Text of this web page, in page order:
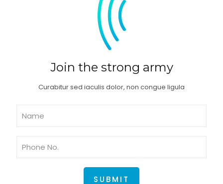
Join the strong army
Curabitur sed iaculis dolor, non congue ligula